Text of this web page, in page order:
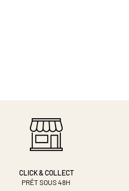
CLICK & COLLECT
PRÊT SOUS 48H